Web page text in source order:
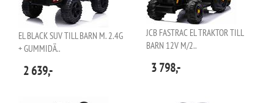
EL BLACK SUV TILL BARN M. 2.4G
+ GUMMIDÄ..
2 639,-
JCB FASTRAC EL TRAKTOR TILL
BARN 12V M/2..
3 798,-